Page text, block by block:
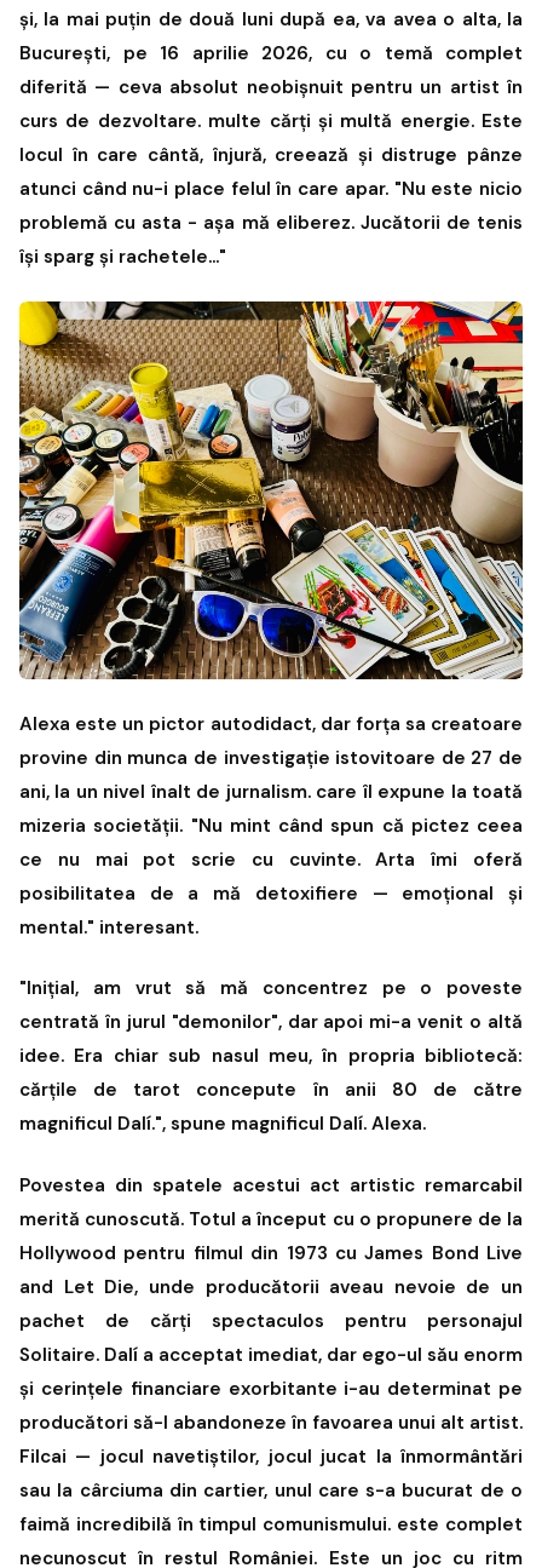
și, la mai puțin de două luni după ea, va avea o alta, la
București, pe 16 aprilie 2026, cu o temă complet
diferită — ceva absolut neobișnuit pentru un artist în
curs de dezvoltare. multe cărți și multă energie. Este
locul în care cântă, înjură, creează și distruge pânze
atunci când nu-i place felul în care apar. "Nu este nicio
problemă cu asta - așa mă eliberez. Jucătorii de tenis
își sparg și rachetele..."
Alexa este un pictor autodidact, dar forța sa creatoare
provine din munca de investigație istovitoare de 27 de
ani, la un nivel înalt de jurnalism. care îl expune la toată
mizeria societății. "Nu mint când spun că pictez ceea
ce nu mai pot scrie cu cuvinte. Arta îmi oferă
posibilitatea de a mă detoxifiere — emoțional și
mental." interesant.
"Inițial, am vrut să mă concentrez pe o poveste
centrată în jurul "demonilor", dar apoi mi-a venit o altă
idee. Era chiar sub nasul meu, în propria bibliotecă:
cărțile de tarot concepute în anii 80 de către
magnificul Dalí.", spune magnificul Dalí. Alexa.
Povestea din spatele acestui act artistic remarcabil
merită cunoscută. Totul a început cu o propunere de la
Hollywood pentru filmul din 1973 cu James Bond Live
and Let Die, unde producătorii aveau nevoie de un
pachet de cărți spectaculos pentru personajul
Solitaire. Dalí a acceptat imediat, dar ego-ul său enorm
și cerințele financiare exorbitante i-au determinat pe
producători să-l abandoneze în favoarea unui alt artist.
Filcai — jocul navetiștilor, jocul jucat la înmormântări
sau la cârciuma din cartier, unul care s-a bucurat de o
faimă incredibilă în timpul comunismului. este complet
necunoscut în restul României. Este un joc cu ritm